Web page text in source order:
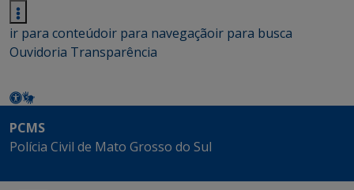
ir para conteúdoir para navegaçãoir para busca
Ouvidoria Transparência
PCMS
Polícia Civil de Mato Grosso do Sul